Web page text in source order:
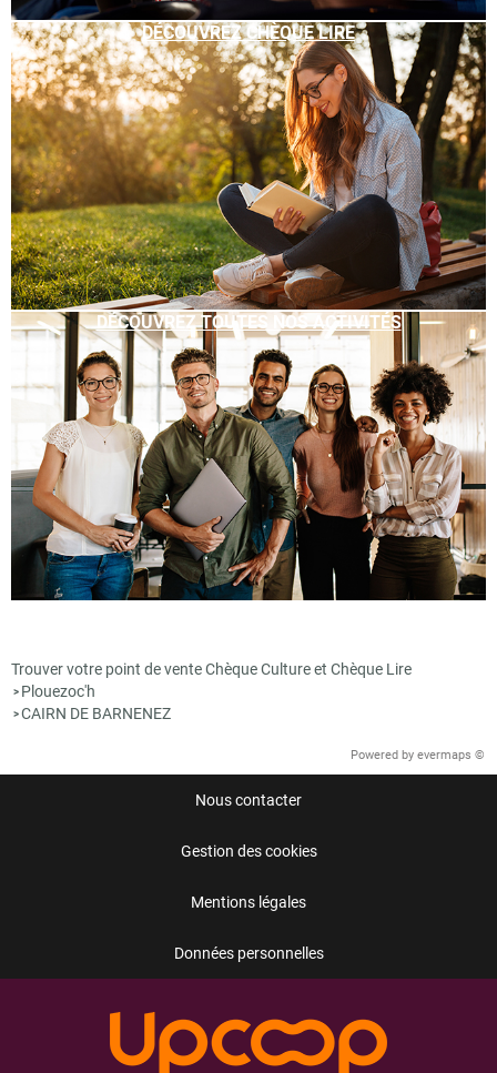
DÉCOUVREZ CHÈQUE LIRE
DÉCOUVREZ TOUTES NOS ACTIVITÉS
Trouver votre point de vente Chèque Culture et Chèque Lire
> Plouezoc'h
>CAIRN DE BARNENEZ
Powered by evermaps ©
Nous contacter
Gestion des cookies
Mentions légales
Données personnelles